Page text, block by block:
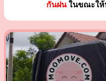
กันฝนในขณะให้